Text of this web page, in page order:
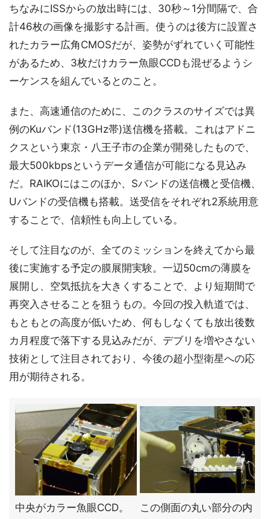
ちなみにISSからの放出時には、30秒～1分間隔で、合
計46枚の画像を撮影する計画。使うのは後方に設置さ
れたカラー広角CMOSだが、姿勢がずれていく可能性
があるため、3枚だけカラー魚眼CCDも混ぜるようシ
ーケンスを組んでいるとのこと。
また、高速通信のために、このクラスのサイズでは異
例のKuバンド(13GHz帯)送信機を搭載。これはアドニ
クスという東京・八王子市の企業が開発したもので、
最大500kbpsというデータ通信が可能になる見込み
だ。RAIKOにはこのほか、Sバンドの送信機と受信機、
Uバンドの受信機も搭載。送受信をそれぞれ2系統用意
することで、信頼性も向上している。
そして注目なのが、全てのミッションを終えてから最
後に実施する予定の膜展開実験。一辺50cmの薄膜を
展開し、空気抵抗を大きくすることで、より短期間で
再突入させることを狙うもの。今回の投入軌道では、
もともとの高度が低いため、何もしなくても放出後数
カ月程度で落下する見込みだが、デブリを増やさない
技術として注目されており、今後の超小型衛星への応
用が期待される。
中央がカラー魚眼CCD。
この側面の丸い部分の内